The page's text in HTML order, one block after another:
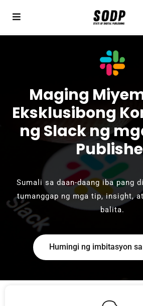
Maging
Eksklusibong
ng Slack ng
Sumali sa daan-daang iba pang
tumanggap ng mga tip, insight,
balita.
Humingi ng imbitasyon